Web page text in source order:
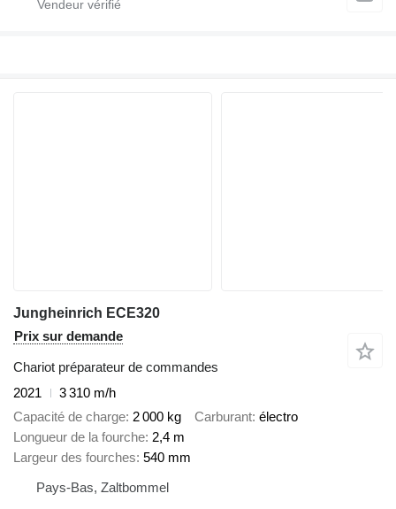
Jungheinrich ECE320
Prix sur demande
Chariot préparateur de commandes
2021
3 310 m/h
Capacité de charge 2 000 kg Carburant électro
Longueur de la fourche 2,4 m
Largeur des fourches 540 mm
Pays-Bas, Zaltbommel